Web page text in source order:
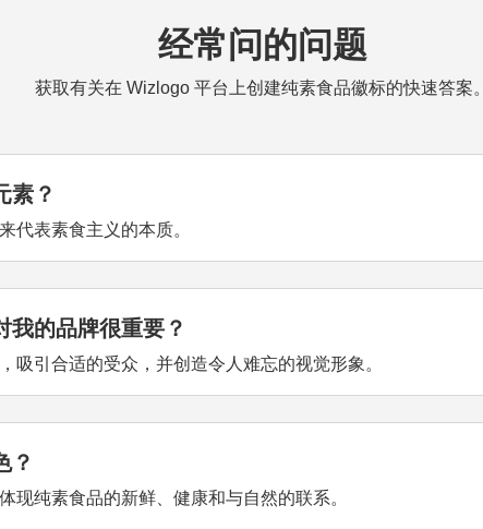
经常问的问题
获取有关在 Wizlogo 平台上创建纯素食品徽标的快速答案。
素？
代表素食主义的本质。
我的品牌很重要？
吸引合适的受众，并创造令人难忘的视觉形象。
？
现纯素食品的新鲜、健康和与自然的联系。